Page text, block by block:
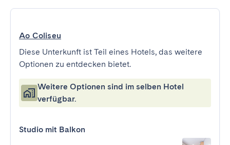
Ao Coliseu
Diese Unterkunft ist Teil eines Hotels, das weitere
Optionen zu entdecken bietet.
Weitere Optionen sind im selben Hotel
verfügbar.
Studio mit Balkon